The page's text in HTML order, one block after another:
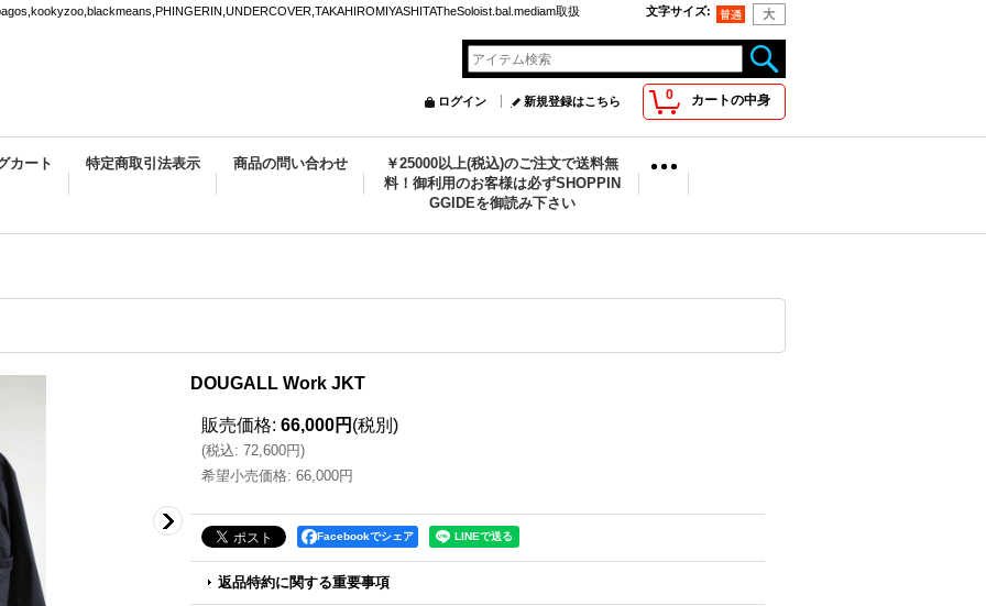
取扱 文字サイズ:
0 カートの中身
ログイン 新規登録はこちら
カート 特定商取引法表示 商品の問い合わせ
￥25000以上(税込)のご注文で送料無
料！御利用のお客様は必ずSHOPPIN
GGIDEを御読み下さい
DOUGALL Work JKT
販売価格: 66,000円 (税別)
(税込: 72,600円)
希望小売価格: 66,000円
Facebookでシェア
返品特約に関する重要事項